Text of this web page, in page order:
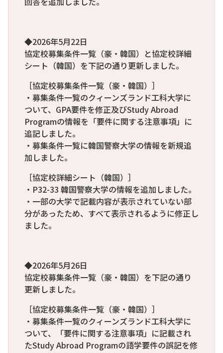
◆2026年5月22日
協定校募集条件一覧（豪・韓国）と協定校詳細
シート（韓国）を下記の通り更新しました。
［協定校募集条件一覧（豪・韓国）］
・募集条件一覧のクィーンズランド工科大学に
ついて、GPA要件を修正及びStudy Abroad
Programの情報を「要件に関する注意事項」に
追記しました。
・募集条件一覧に韓国警察大学の情報を新規追
加しました。
［協定校詳細シート（韓国）］
・P32-33 韓国警察大学の情報を追加しました。
・一部の大学で記載内容が表示されていない部
分があったため、すべて表示されるように修正し
ました。
◆2026年5月26日
協定校募集条件一覧（豪・韓国）を下記の通り
更新しました。
［協定校募集条件一覧（豪・韓国）］
・募集条件一覧のクィーンズランド工科大学に
ついて、「要件に関する注意事項」に記載され
たStudy Abroad Programの語学要件の誤記を修